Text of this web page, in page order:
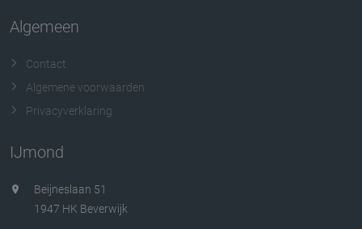
Algemeen
Contact
Algemene voorwaarden
Privacyverklaring
IJmond
Beijneslaan 51
1947 HK Beverwijk